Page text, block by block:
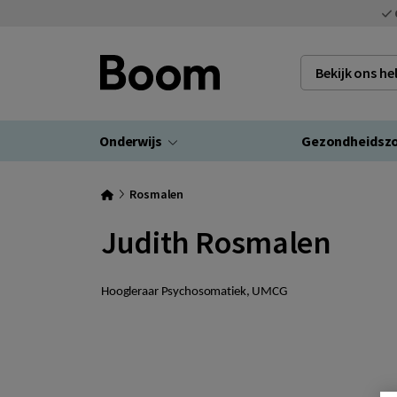
Bekijk ons
Onderwijs
Rosmalen
Judith Rosmalen
Hoogleraar Psychosomatiek, UMCG